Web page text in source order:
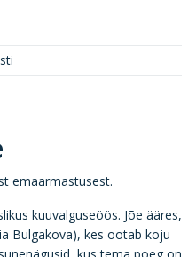
emaarmastusest.
kuuvalguseöös. Jõe ääres,
Bulgakova), kes ootab koju